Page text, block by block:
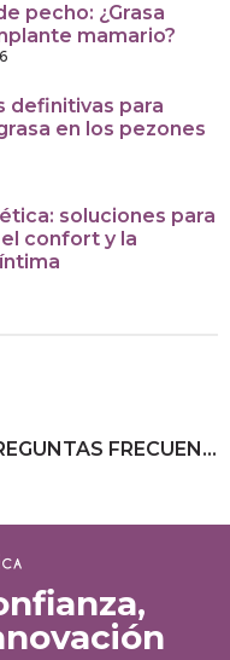
pecho: ¿Grasa
mamario?
definitivas para
en los pezones
soluciones para
confort y la
8 PREGUNTAS FRECUENTES ANTES DE UN AUMENTO DE PECHO